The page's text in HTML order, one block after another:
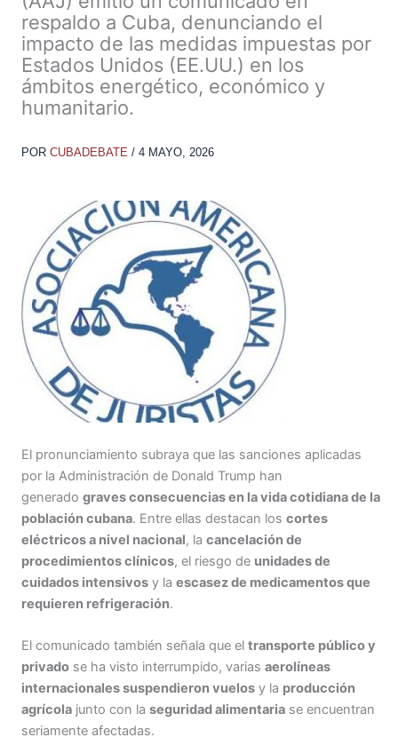
respaldo a Cuba, denunciando el
impacto de las medidas impuestas por
Estados Unidos (EE.UU.) en los
ámbitos energético, económico y
humanitario.
POR CUBADEBATE / 4 MAYO, 2026
El pronunciamiento subraya que las sanciones aplicadas
por la Administración de Donald Trump han
generado graves consecuencias en la vida cotidiana de la
población cubana. Entre ellas destacan los cortes
eléctricos a nivel nacional, la cancelación de
procedimientos clínicos, el riesgo de unidades de
cuidados intensivos y la escasez de medicamentos que
requieren refrigeración.
El comunicado también señala que el transporte público y
privado se ha visto interrumpido, varias aerolíneas
internacionales suspendieron vuelos y la producción
agrícola junto con la seguridad alimentaria se encuentran
seriamente afectadas.